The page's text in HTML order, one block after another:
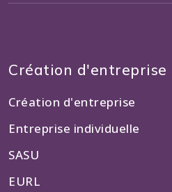
Création d'entreprise
Création d'entreprise
Entreprise individuelle
SASU
EURL